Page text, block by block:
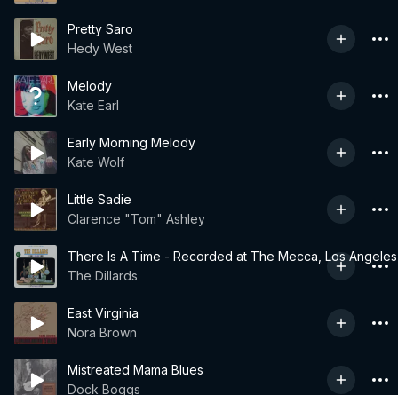
Pretty Saro
Hedy West
Melody
Kate Earl
Early Morning Melody
Kate Wolf
Little Sadie
Clarence "Tom" Ashley
There Is A Time - Recorded at The Mecca, Los Angeles
The Dillards
East Virginia
Nora Brown
Mistreated Mama Blues
Dock Boggs